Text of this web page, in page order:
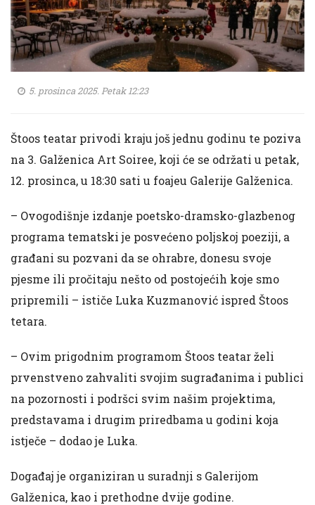
5. prosinca 2025. Petak 12:23
Štoos teatar privodi kraju još jednu godinu te poziva
na 3. Galženica Art Soiree, koji će se održati u petak,
12. prosinca, u 18:30 sati u foajeu Galerije Galženica.
– Ovogodišnje izdanje poetsko-dramsko-glazbenog
programa tematski je posvećeno poljskoj poeziji, a
građani su pozvani da se ohrabre, donesu svoje
pjesme ili pročitaju nešto od postojećih koje smo
pripremili – ističe Luka Kuzmanović ispred Štoos
tetara.
– Ovim prigodnim programom Štoos teatar želi
prvenstveno zahvaliti svojim sugrađanima i publici
na pozornosti i podršci svim našim projektima,
predstavama i drugim priredbama u godini koja
istječe – dodao je Luka.
Događaj je organiziran u suradnji s Galerijom
Galženica, kao i prethodne dvije godine.